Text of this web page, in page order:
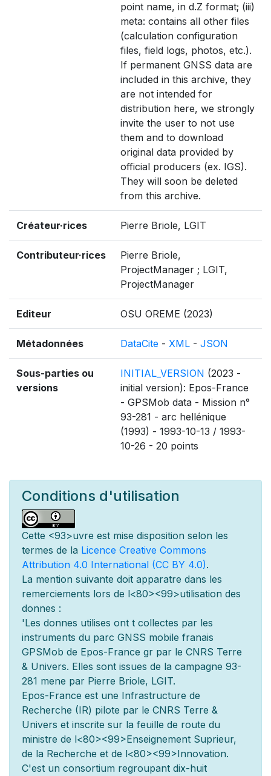
point name, in d.Z format; (iii)
meta: contains all other files
(calculation configuration
files, field logs, photos, etc.).
If permanent GNSS data are
included in this archive, they
are not intended for
distribution here, we strongly
invite the user to not use
them and to download
original data provided by
official producers (ex. IGS).
They will soon be deleted
from this archive.
Créateur·rices Pierre Briole, LGIT
Contributeur·rices
Pierre Briole,
ProjectManager ; LGIT,
ProjectManager
Editeur OSU OREME (2023)
Métadonnées DataCite - XML - JSON
Sous-parties ou
versions
INITIAL_VERSION (2023 -
initial version): Epos-France
- GPSMob data - Mission n°
93-281 - arc hellénique
(1993) - 1993-10-13 / 1993-
10-26 - 20 points
Conditions d'utilisation
Cette <93>uvre est mise disposition selon les
termes de la Licence Creative Commons
Attribution 4.0 International (CC BY 4.0).
La mention suivante doit apparatre dans les
remerciements lors de l<80><99>utilisation des
donnes :
'Les donnes utilises ont t collectes par les
instruments du parc GNSS mobile franais
GPSMob de Epos-France gr par le CNRS Terre
& Univers. Elles sont issues de la campagne 93-
281 mene par Pierre Briole, LGIT.
Epos-France est une Infrastructure de
Recherche (IR) pilote par le CNRS Terre &
Univers et inscrite sur la feuille de route du
ministre de l<80><99>Enseignement Suprieur,
de la Recherche et de l<80><99>Innovation.
C'est un consortium regroupant dix-huit